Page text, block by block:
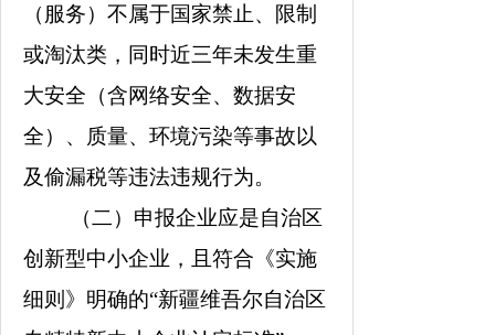
（服务）不属于国家禁止、限制
或淘汰类，同时近三年未发生重
大安全（含网络安全、数据安
全）、质量、环境污染等事故以
及偷漏税等违法违规行为。
（二）申报企业应是自治区
创新型中小企业，且符合《实施
细则》明确的“新疆维吾尔自治区